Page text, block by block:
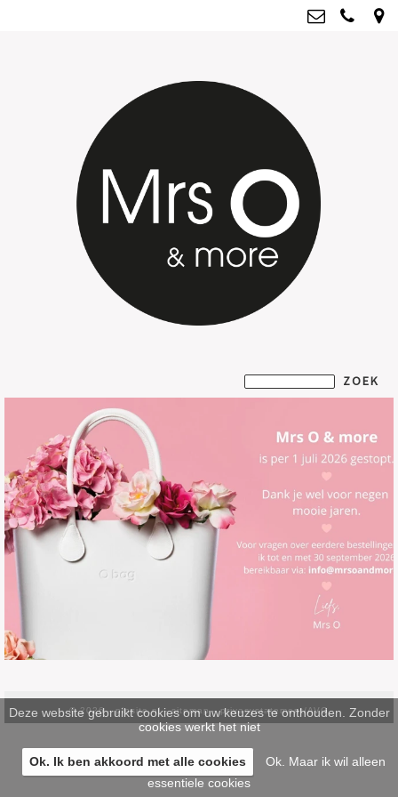
Kvk: Mrs O & more - 67796435
BTWnr: NL001835603B07
© 2026 -pinsite.nl-sitemap-privacystatement/AVG
Deze website gebruikt cookies om uw keuzes te onthouden. Zonder
cookies werkt het niet
Ok. Ik ben akkoord met alle cookies
Ok. Maar ik wil alleen
essentiele cookies